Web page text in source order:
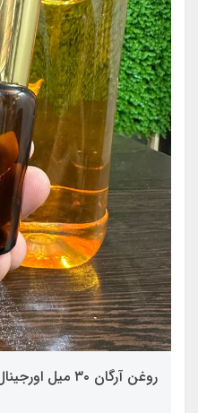
روغن آرگان ۳۰ میل اورجینال مراکش